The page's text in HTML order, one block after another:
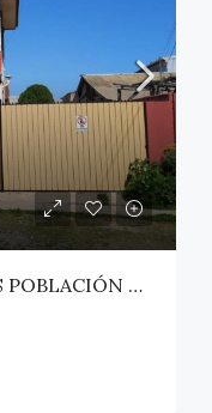
PROPIEDAD CON 3 CABAÑAS POBLACIÓN ROSS – PICHILEMU